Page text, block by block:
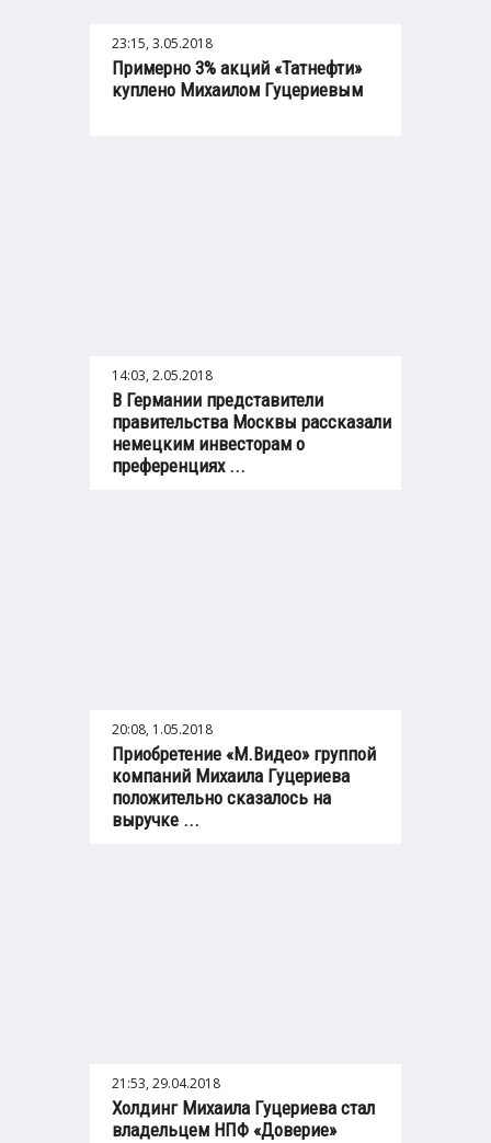
23:15, 3.05.2018
Примерно 3% акций «Татнефти»
куплено Михаилом Гуцериевым
14:03, 2.05.2018
В Германии представители
правительства Москвы рассказали
немецким инвесторам о
преференциях ...
20:08, 1.05.2018
Приобретение «М.Видео» группой
компаний Михаила Гуцериева
положительно сказалось на
выручке ...
21:53, 29.04.2018
Холдинг Михаила Гуцериева стал
владельцем НПФ «Доверие»